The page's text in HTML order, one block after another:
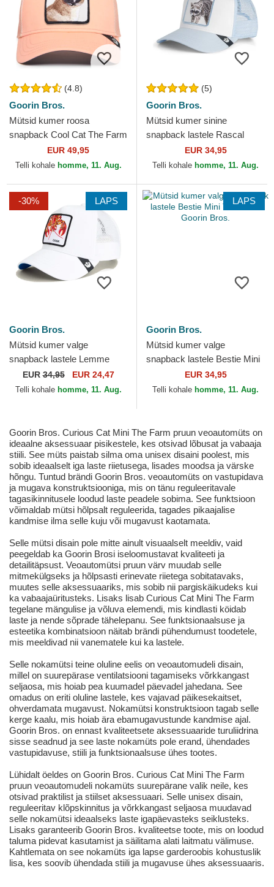
(4.8)
Goorin Bros.
Mütsid kumer roosa
snapback Cool Cat The Farm
Premium The Farm Goorin
Bros.
EUR 49,95
Telli kohale homme, 11. Aug.
(5)
Goorin Bros.
Mütsid kumer sinine
snapback lastele Rascal
Raccoon Mini The Farm
Goorin Bros.
EUR 34,95
Telli kohale homme, 11. Aug.
-30% LAPS
Goorin Bros.
Mütsid kumer valge
snapback lastele Lemme
Cook Mini The Farm Goorin
Bros.
EUR34,95 EUR 24,47
Telli kohale homme, 11. Aug.
LAPS
Goorin Bros.
Mütsid kumer valge
snapback lastele Bestie Mini
The Farm Goorin Bros.
EUR 34,95
Telli kohale homme, 11. Aug.
Goorin Bros. Curious Cat Mini The Farm pruun veoautomüts on
ideaalne aksessuaar pisikestele, kes otsivad lõbusat ja vabaaja
stiili. See müts paistab silma oma unisex disaini poolest, mis
sobib ideaalselt iga laste riietusega, lisades moodsa ja värske
hõngu. Tuntud brändi Goorin Bros. veoautomüts on vastupidava
ja mugava konstruktsiooniga, mis on tänu reguleeritavale
tagasikinnitusele loodud laste peadele sobima. See funktsioon
võimaldab mütsi hõlpsalt reguleerida, tagades pikaajalise
kandmise ilma selle kuju või mugavust kaotamata.
Selle mütsi disain pole mitte ainult visuaalselt meeldiv, vaid
peegeldab ka Goorin Brosi iseloomustavat kvaliteeti ja
detailitäpsust. Veoautomütsi pruun värv muudab selle
mitmekülgseks ja hõlpsasti erinevate riietega sobitatavaks,
muutes selle aksessuaariks, mis sobib nii pargiskäikudeks kui
ka vabaajaüritusteks. Lisaks lisab Curious Cat Mini The Farm
tegelane mängulise ja võluva elemendi, mis kindlasti köidab
laste ja nende sõprade tähelepanu. See funktsionaalsuse ja
esteetika kombinatsioon näitab brändi pühendumust toodetele,
mis meeldivad nii vanematele kui ka lastele.
Selle nokamütsi teine oluline eelis on veoautomudeli disain,
millel on suurepärase ventilatsiooni tagamiseks võrkkangast
seljaosa, mis hoiab pea kuumadel päevadel jahedana. See
omadus on eriti oluline lastele, kes vajavad päikesekaitset,
ohverdamata mugavust. Nokamütsi konstruktsioon tagab selle
kerge kaalu, mis hoiab ära ebamugavustunde kandmise ajal.
Goorin Bros. on ennast kvaliteetsete aksessuaaride turuliidrina
sisse seadnud ja see laste nokamüts pole erand, ühendades
vastupidavuse, stiili ja funktsionaalsuse ühes tootes.
Lühidalt öeldes on Goorin Bros. Curious Cat Mini The Farm
pruun veoautomudeli nokamüts suurepärane valik neile, kes
otsivad praktilist ja stiilset aksessuaari. Selle unisex disain,
reguleeritav klõpskinnitus ja võrkkangast seljaosa muudavad
selle nokamütsi ideaalseks laste igapäevasteks seiklusteks.
Lisaks garanteerib Goorin Bros. kvaliteetse toote, mis on loodud
taluma pidevat kasutamist ja säilitama alati laitmatu välimuse.
Kahtlemata on see nokamüts iga lapse garderoobis kohustuslik
lisa, kes soovib ühendada stiili ja mugavuse ühes aksessuaaris.